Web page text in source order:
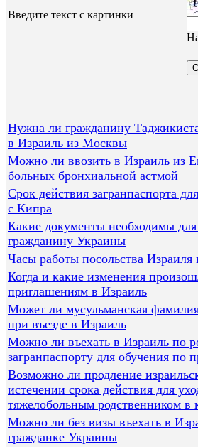
Введите текст с картинки
Нужна ли гражданину
в Израиль из Москвы
Можно ли ввозить в Израиль из
больных бронхиальной астмой
Срок действия загранпаспорта
с Кипра
Какие документы необходимы
гражданину Украины
Часы работы посольства
Когда и какие изменения
приглашениям в Израиль
Может ли мусульманская
при въезде в Израиль
Можно ли въехать в Израиль по
загранпаспорту для обучения по
Возможно ли продление
истечении срока действия для
тяжелобольным родственником в
Можно ли без визы въехать в
гражданке Украины